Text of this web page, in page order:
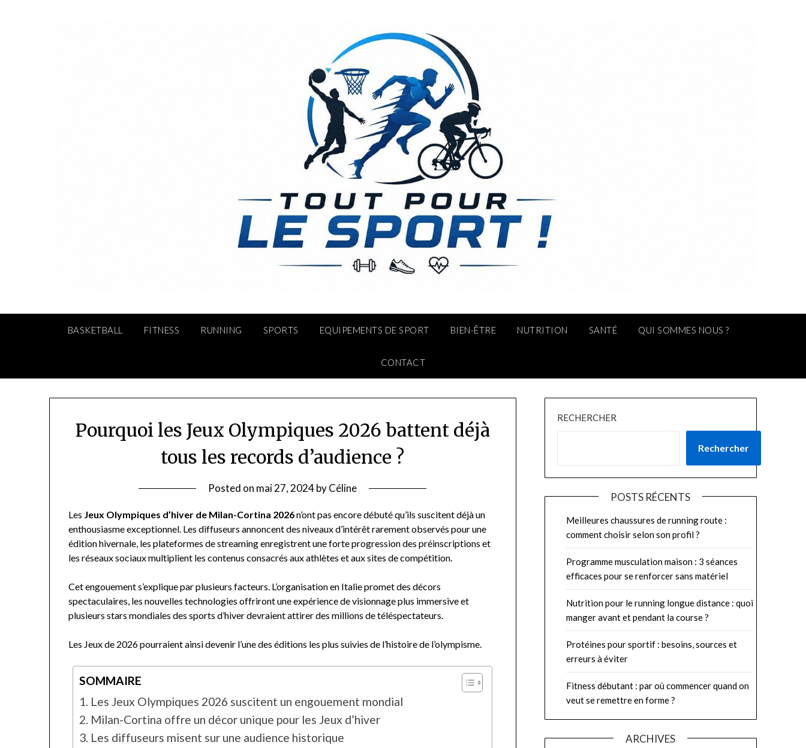
BASKETBALL FITNESS RUNNING SPORTS EQUIPEMENTS DE SPORT BIEN-ÊTRE NUTRITION SANTÉ QUI SOMMES NOUS ?
CONTACT
Pourquoi les Jeux Olympiques 2026 battent déjà
tous les records d’audience ?
Posted on mai 27, 2024byCéline
Les Jeux Olympiques d’hiver de Milan-Cortina 2026n’ont pas encore débuté qu’ils suscitent déjà un
enthousiasme exceptionnel. Les diffuseurs annoncent des niveaux d’intérêt rarement observés pour une
édition hivernale, les plateformes de streaming enregistrent une forte progression des préinscriptions et
les réseaux sociaux multiplient les contenus consacrés aux athlètes et aux sites de compétition.
Cet engouement s’explique par plusieurs facteurs. L’organisation en Italie promet des décors
spectaculaires, les nouvelles technologies offriront une expérience de visionnage plus immersive et
plusieurs stars mondiales des sports d’hiver devraient attirer des millions de téléspectateurs.
Les Jeux de 2026 pourraient ainsi devenir l’une des éditions les plus suivies de l’histoire de l’olympisme.
SOMMAIRE
Les Jeux Olympiques 2026 suscitent un engouement mondial
Milan-Cortina offre un décor unique pour les Jeux d’hiver
Les diffuseurs misent sur une audience historique
RECHERCHER
Rechercher
POSTS RÉCENTS
Meilleures chaussures de running route :
comment choisir selon son profil ?
Programme musculation maison : 3 séances
efficaces pour se renforcer sans matériel
Nutrition pour le running longue distance : quoi
manger avant et pendant la course ?
Protéines pour sportif : besoins, sources et
erreurs à éviter
Fitness débutant : par où commencer quand on
veut se remettre en forme ?
ARCHIVES